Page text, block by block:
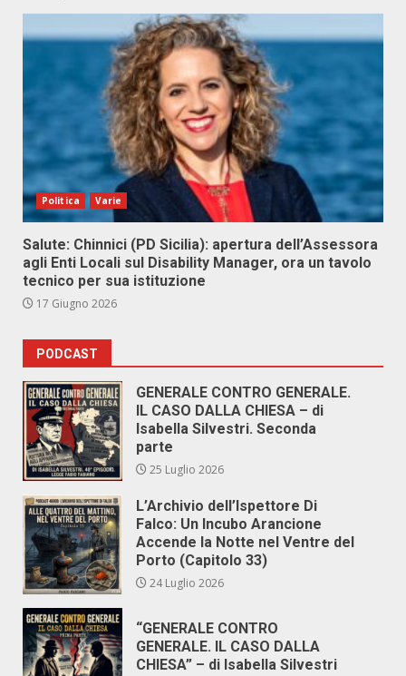
Politica Varie
Salute: Chinnici (PD Sicilia): apertura dell’Assessora
agli Enti Locali sul Disability Manager, ora un tavolo
tecnico per sua istituzione
17 Giugno 2026
PODCAST
GENERALE CONTRO GENERALE.
IL CASO DALLA CHIESA – di
Isabella Silvestri. Seconda
parte
25 Luglio 2026
L’Archivio dell’Ispettore Di
Falco: Un Incubo Arancione
Accende la Notte nel Ventre del
Porto (Capitolo 33)
24 Luglio 2026
“GENERALE CONTRO
GENERALE. IL CASO DALLA
CHIESA” – di Isabella Silvestri